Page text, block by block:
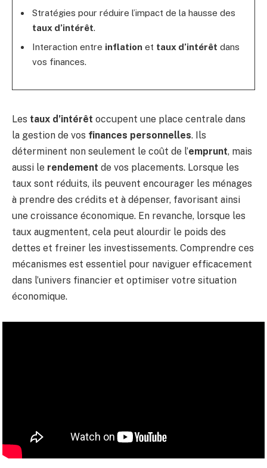
Stratégies pour réduire l’impact de la hausse des
taux d’intérêt.
Interaction entre inflationet taux d’intérêt dans
vos finances.
Les taux d’intérêt occupent une place centrale dans
la gestion de vos finances personnelles. Ils
déterminent non seulement le coût de l’emprunt, mais
aussi le rendement de vos placements. Lorsque les
taux sont réduits, ils peuvent encourager les ménages
à prendre des crédits et à dépenser, favorisant ainsi
une croissance économique. En revanche, lorsque les
taux augmentent, cela peut alourdir le poids des
dettes et freiner les investissements. Comprendre ces
mécanismes est essentiel pour naviguer efficacement
dans l’univers financier et optimiser votre situation
économique.